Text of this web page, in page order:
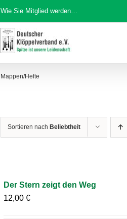
Wie Sie Mitglied werden…
Mappen/Hefte
Sortieren nach Beliebtheit
Der Stern zeigt den Weg
12,00€